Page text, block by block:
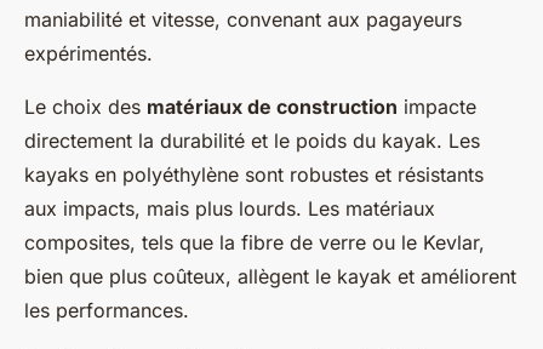
maniabilité et vitesse, convenant aux pagayeurs
expérimentés.
Le choix des matériaux de construction impacte
directement la durabilité et le poids du kayak. Les
kayaks en polyéthylène sont robustes et résistants
aux impacts, mais plus lourds. Les matériaux
composites, tels que la fibre de verre ou le Kevlar,
bien que plus coûteux, allègent le kayak et améliorent
les performances.